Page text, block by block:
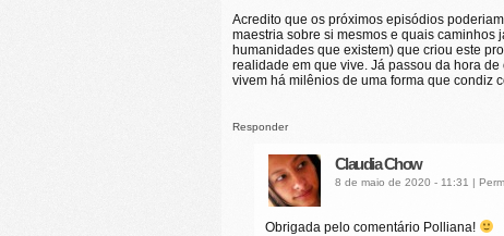
Acredito que os próximos episódios
maestria sobre si mesmos e quais caminhos
humanidades que existem) que criou este
realidade em que vive. Já passou da hora
vivem há milênios de uma forma que condiz
Responder
Claudia Chow
8 de maio de 2020 - 11:31 |
Obrigada pelo comentário Polliana!